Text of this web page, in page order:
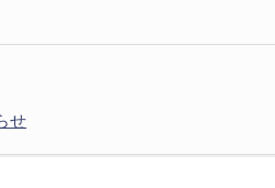
せ